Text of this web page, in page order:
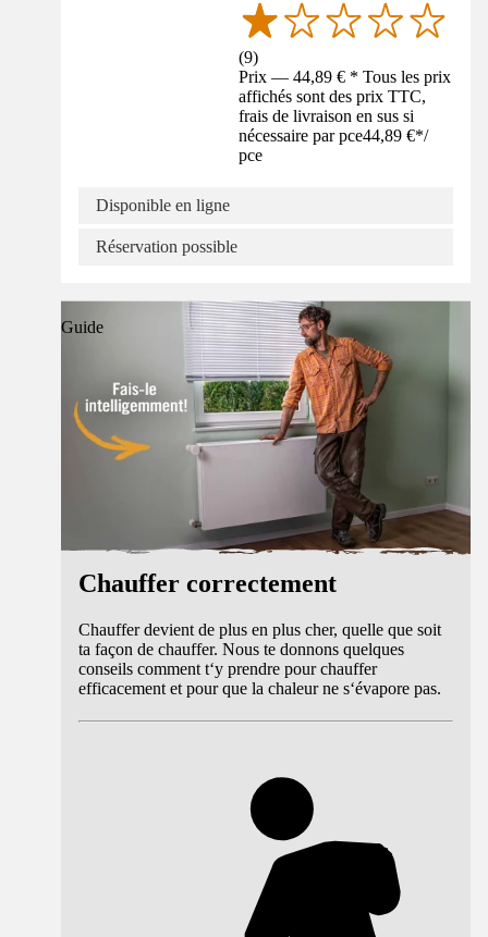
(9)
Prix — 44,89 € * Tous les prix
affichés sont des prix TTC,
frais de livraison en sus si
nécessaire par pce44,89 €*/
pce
Disponible en ligne
Réservation possible
Guide
Chauffer correctement
Chauffer devient de plus en plus cher, quelle que soit
ta façon de chauffer. Nous te donnons quelques
conseils comment t‘y prendre pour chauffer
efficacement et pour que la chaleur ne s‘évapore pas.